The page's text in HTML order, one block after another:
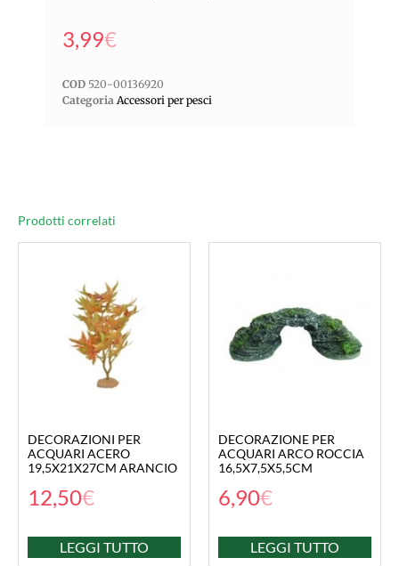
3,99€
COD 520-00136920
Categoria Accessori per pesci
Prodotti correlati
DECORAZIONI PER
ACQUARI ACERO
19,5X21X27CM ARANCIO
12,50€
LEGGI TUTTO
DECORAZIONE PER
ACQUARI ARCO ROCCIA
16,5X7,5X5,5CM
6,90€
LEGGI TUTTO